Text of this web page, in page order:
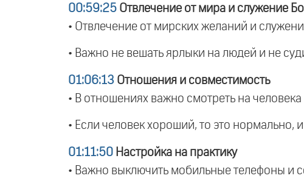
00:59:25 Отвлечение от мира и служение
• Отвлечение от мирских желаний и
• Важно не вешать ярлыки на людей и не
01:06:13 Отношения и совместимость
• В отношениях важно смотреть на
• Если человек хороший, то это нормально,
01:11:50 Настройка на практику
• Важно выключить мобильные телефоны и